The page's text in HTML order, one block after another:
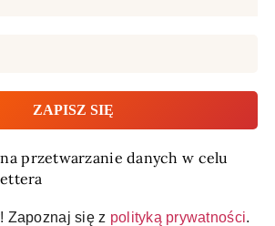
przetwarzanie danych w celu
Zapoznaj się z polityką prywatności.